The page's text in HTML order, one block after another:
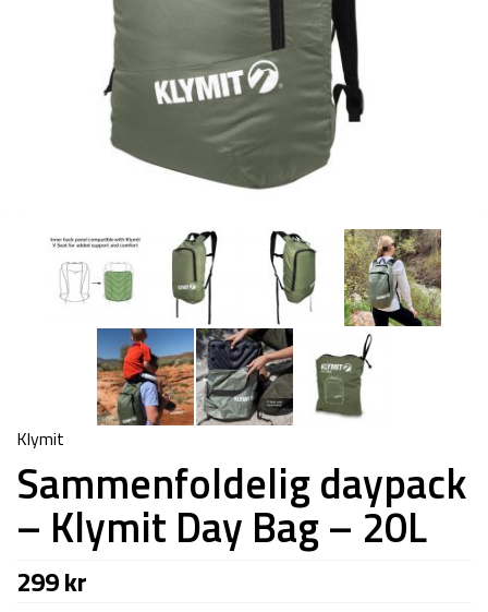
Klymit
Sammenfoldelig daypack
– Klymit Day Bag – 20L
299kr